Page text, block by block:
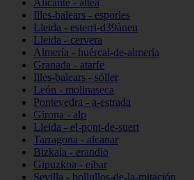
Alicante - altea
Illes-balears - esporles
Lleida - esterri-d39àneu
Lleida - cervera
Almería - huércal-de-almería
Granada - atarfe
Illes-balears - sóller
León - molinaseca
Pontevedra - a-estrada
Girona - alp
Lleida - el-pont-de-suert
Tarragona - alcanar
Bizkaia - erandio
Gipuzkoa - eibar
Sevilla - bollullos-de-la-mitación